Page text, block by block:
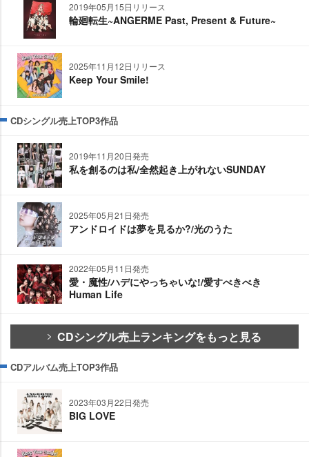
2019年05月15日リリース
輪廻転生~ANGERME Past, Present & Future~
2025年11月12日リリース
Keep Your Smile!
CDシングル売上TOP3作品
2019年11月20日発売
私を創るのは私/全然起き上がれないSUNDAY
2025年05月21日発売
アンドロイドは夢を見るか?/光のうた
2022年05月11日発売
愛・魔性/ハデにやっちゃいな!/愛すべきべき
Human Life
CDシングル売上ランキングをもっと見る
CDアルバム売上TOP3作品
2023年03月22日発売
BIG LOVE